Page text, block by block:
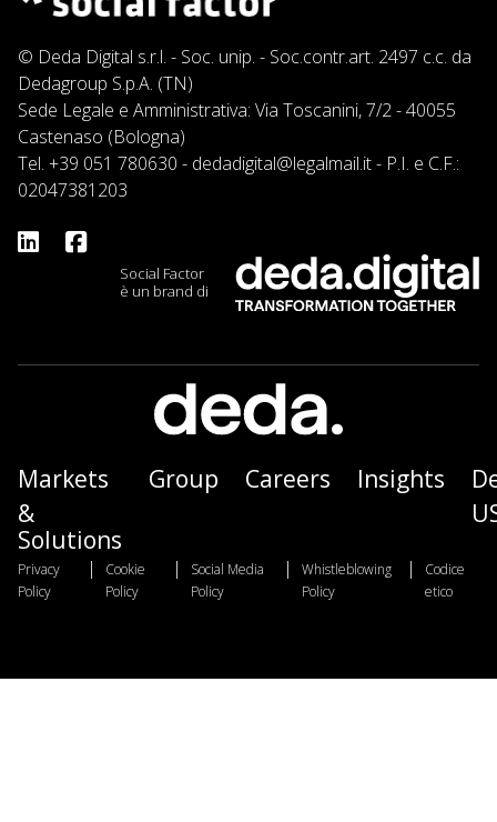
© Deda Digital s.r.l. - Soc. unip. - Soc.contr.art. 2497 c.c. da
Dedagroup S.p.A. (TN)
Sede Legale e Amministrativa: Via Toscanini, 7/2 - 40055
Castenaso (Bologna)
Tel. +39 051 780630 - dedadigital@legalmail.it- P.I. e C.F.:
02047381203
Social Factor
è un brand di
Markets
&
Solutions
Group Careers Insights
Privacy
Policy
| Cookie
Policy
| Social Media
Policy
| Whistleblowing
Policy
| Codice
etico